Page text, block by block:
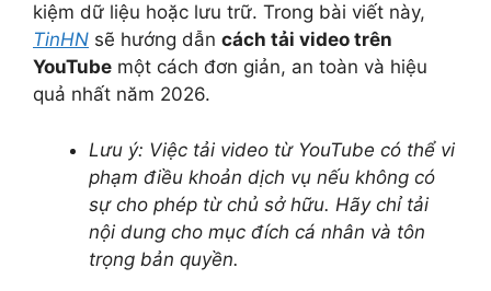
kiệm dữ liệu hoặc lưu trữ. Trong bài viết này,
TinHN sẽ hướng dẫn cách tải video trên
YouTube một cách đơn giản, an toàn và hiệu
quả nhất năm 2026.
Lưu ý: Việc tải video từ YouTube có thể vi
phạm điều khoản dịch vụ nếu không có
sự cho phép từ chủ sở hữu. Hãy chỉ tải
nội dung cho mục đích cá nhân và tôn
trọng bản quyền.